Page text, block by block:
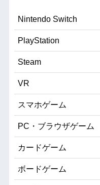
Nintendo Switch
PlayStation
Steam
VR
スマホゲーム
PC・ブラウザゲーム
カードゲーム
ボードゲーム